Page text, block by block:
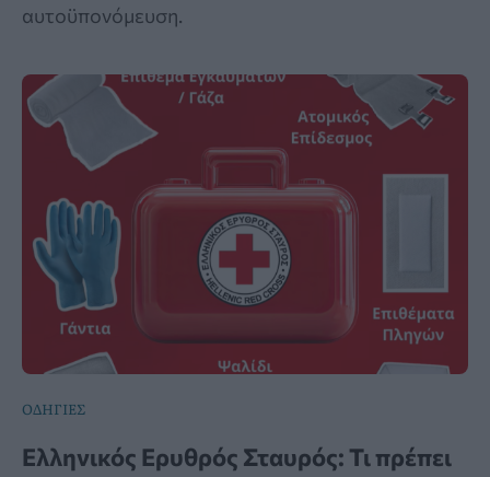
αυτοϋπονόμευση.
ΟΔΗΓΙΕΣ
Ελληνικός Ερυθρός Σταυρός: Τι πρέπει